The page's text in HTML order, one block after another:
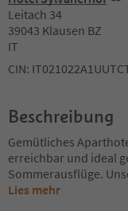
Leitach 34
39043 Klausen BZ
IT
CIN:
Beschreibung
Gemütliches
erreichbar und ideal
Sommerausflüge.
Lies mehr